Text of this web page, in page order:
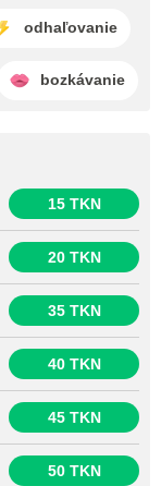
odhaľovanie
bozkávanie
15 TKN
20 TKN
35 TKN
40 TKN
45 TKN
50 TKN